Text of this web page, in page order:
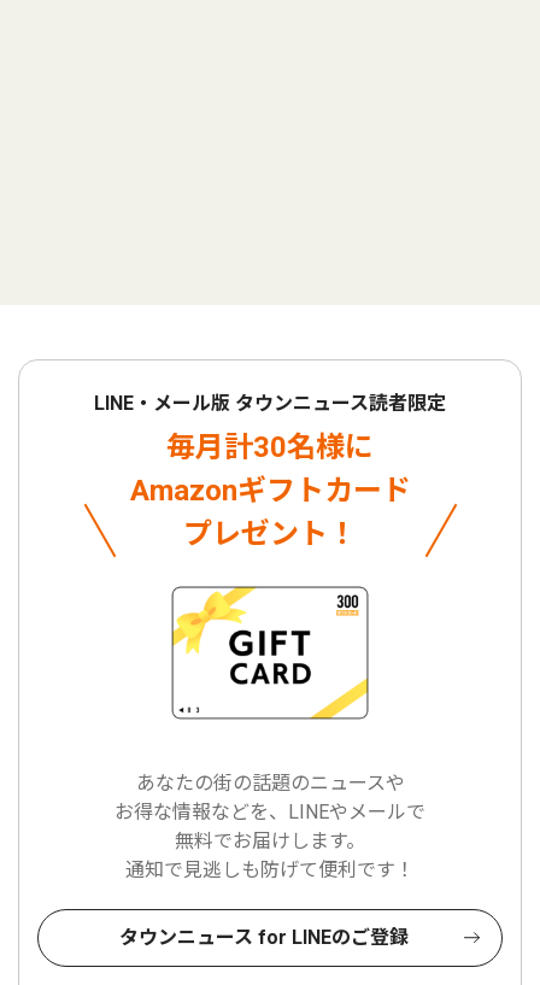
LINE・メール版 タウンニュース読者限定
毎月計30名様に
Amazonギフトカード
プレゼント！
あなたの街の話題のニュースや
お得な情報などを、LINEやメールで
無料でお届けします。
通知で見逃しも防げて便利です！
タウンニュース for LINEのご登録